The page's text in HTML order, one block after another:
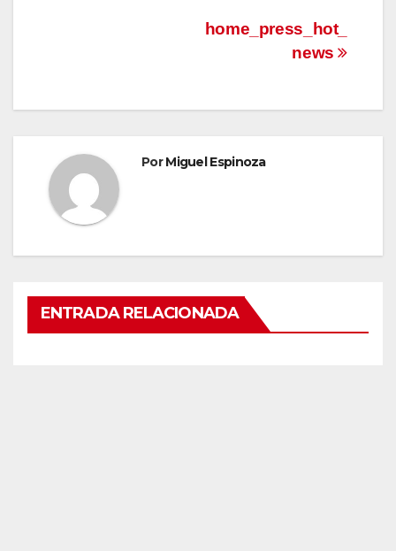
Navegación
entradas
home_press_hot_
news
PorMiguel Espinoza
ENTRADA RELACIONADA